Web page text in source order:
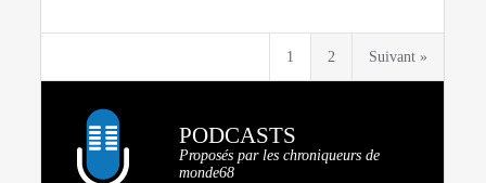
1 2 Suivant »
PODCASTS
Proposés par les chroniqueurs de
monde68